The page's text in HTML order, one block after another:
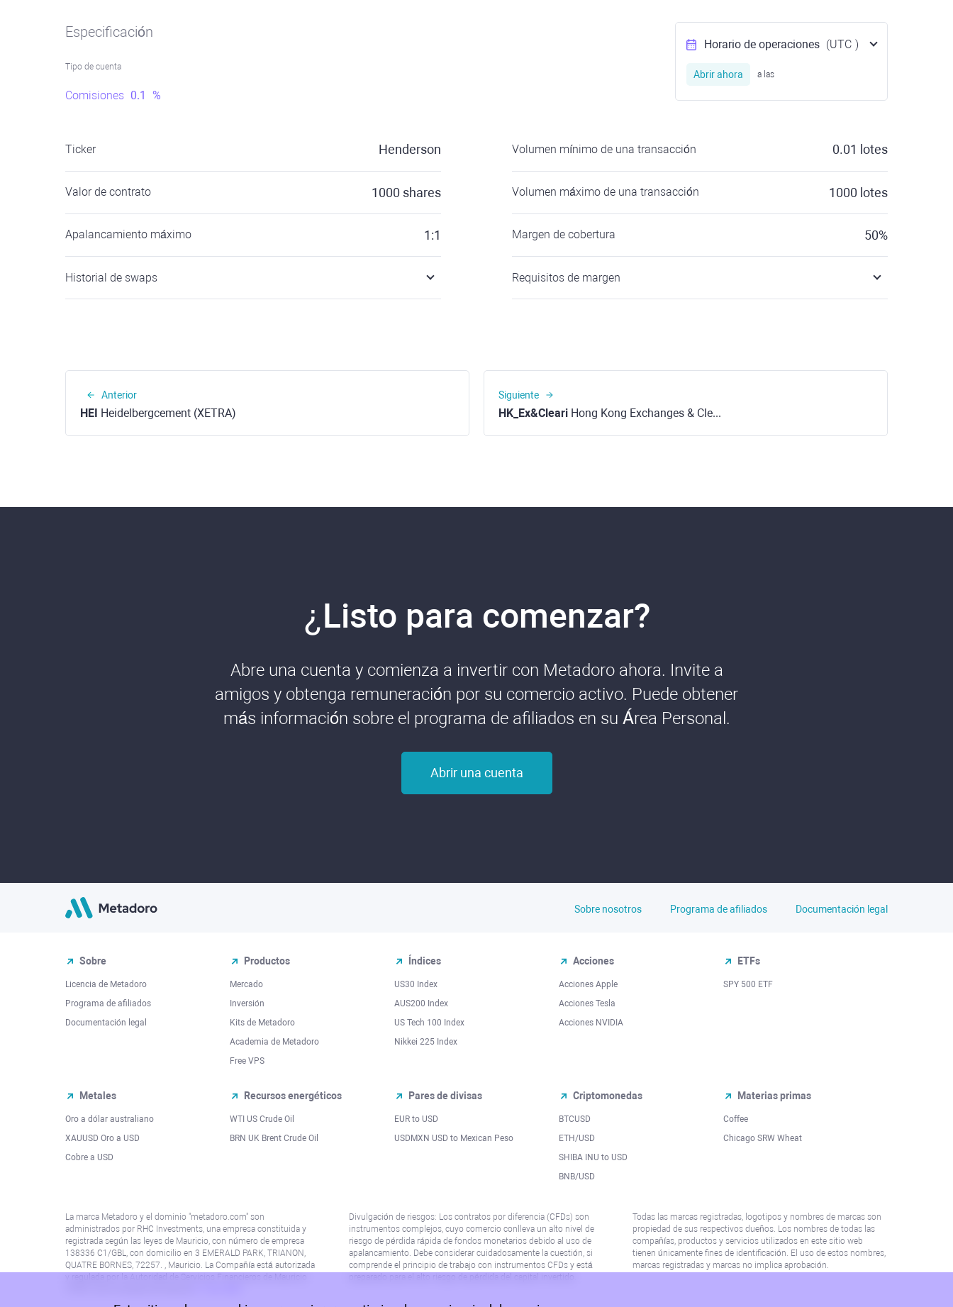
Especificación
Tipo de cuenta
Comisiones 0.1 %
Horario de operaciones (UTC )
Abrir ahora a las
Ticker Henderson
Valor de contrato 1000 shares
Apalancamiento máximo 1:1
Historial de swaps
Volumen mínimo de una transacción 0.01 lotes
Volumen máximo de una transacción 1000 lotes
Margen de cobertura 50%
Requisitos de margen
Anterior
HEI Heidelbergcement (XETRA)
Siguiente
HK_Ex&Cleari Hong Kong Exchanges & Clearing (HKEX)
¿Listo para comenzar?
Abre una cuenta y comienza a invertir con Metadoro ahora. Invite a
amigos y obtenga remuneración por su comercio activo. Puede obtener
más información sobre el programa de afiliados en su Área Personal.
Abrir una cuenta
Sobre nosotros Programa de afiliados Documentación legal
Sobre
Licencia de Metadoro
Programa de afiliados
Documentación legal
Productos
Mercado
Inversión
Kits de Metadoro
Academia de Metadoro
Free VPS
Índices
US30 Index
AUS200 Index
US Tech 100 Index
Nikkei 225 Index
Acciones
Acciones Apple
Acciones Tesla
Acciones NVIDIA
ETFs
SPY 500 ETF
Metales
Oro a dólar australiano
XAUUSD Oro a USD
Cobre a USD
Recursos energéticos
WTI US Crude Oil
BRN UK Brent Crude Oil
Pares de divisas
EUR to USD
USDMXN USD to Mexican Peso
Criptomonedas
BTCUSD
ETH/USD
SHIBA INU to USD
BNB/USD
Materias primas
Coffee
Chicago SRW Wheat
La marca Metadoro y el dominio "metadoro.com" son
administrados por RHC Investments, una empresa constituida y
registrada según las leyes de Mauricio, con número de empresa
138336 C1/GBL, con domicilio en 3 EMERALD PARK, TRIANON,
QUATRE BORNES, 72257. , Mauricio. La Compañía está autorizada
y regulada por la Autoridad de Servicios Financieros de Mauricio
Divulgación de riesgos: Los contratos por diferencia (CFDs) son
instrumentos complejos, cuyo comercio conlleva un alto nivel de
riesgo de pérdida rápida de fondos monetarios debido al uso de
apalancamiento. Debe considerar cuidadosamente la cuestión, si
comprende el principio de trabajo con instrumentos CFDs y está
Todas las marcas registradas, logotipos y nombres de marcas son
propiedad de sus respectivos dueños. Los nombres de todas las
compañías, productos y servicios utilizados en este sitio web
tienen únicamente fines de identificación. El uso de estos nombres,
marcas registradas y marcas no implica aprobación.